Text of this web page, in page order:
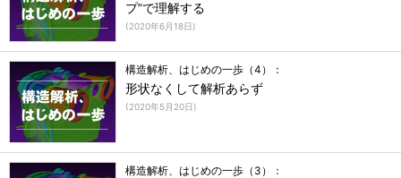
プ”で理解する
(2020年6月18日)
構造解析、はじめの一歩（4）：
形状なくして解析あらず
(2020年5月20日)
構造解析、はじめの一歩（3）：